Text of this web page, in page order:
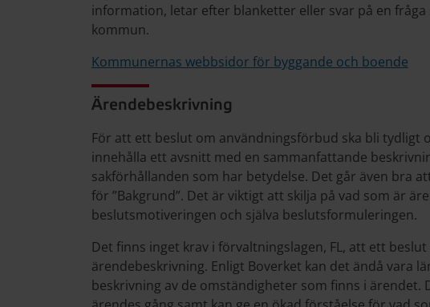
information, letar efter blanketter eller svar på en fråga
kommun.
Kommunernas webbsidor för byggande och boende
Ärendebeskrivning
För att ett beslut om användningsförbud ska bli tydligt
innehålla ett avsnitt med en sammanfattande
sakförhållanden som har betydelse. Det går även bra
för ”Bakgrund”. Det är viktigt att skilja på vad som är
beslutsmotiveringen och själva beslutsformuleringen.
Det finns inget krav i förvaltningslagen, FL, att ett
ärendebeskrivning. Enligt Boverket kan det ändå vara
beskrivning av de omständigheter som finns i ärendet.